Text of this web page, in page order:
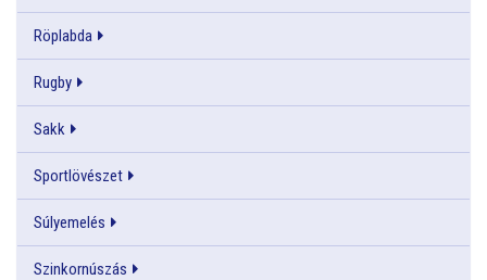
Röplabda
Rugby
Sakk
Sportlövészet
Súlyemelés
Szinkornúszás